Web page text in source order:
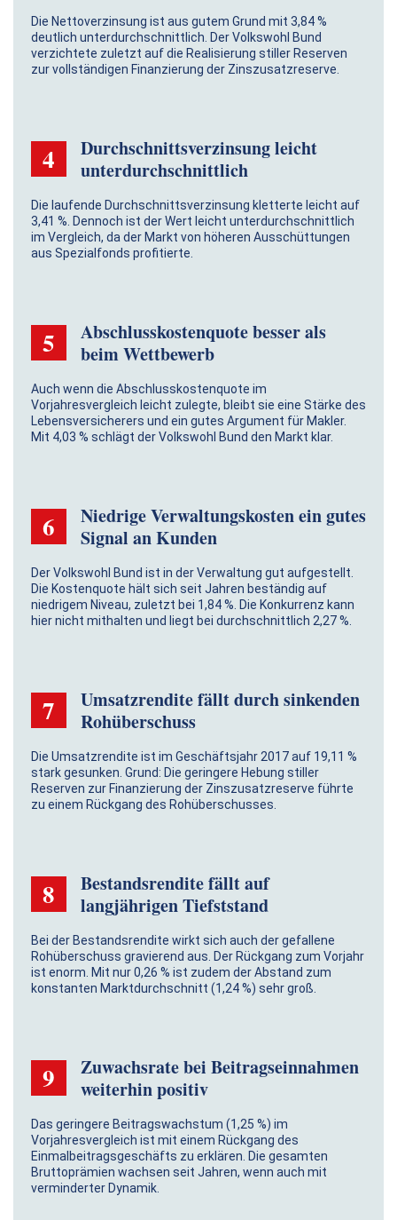
Die Nettoverzinsung ist aus gutem Grund mit 3,84 %
deutlich unterdurchschnittlich. Der Volkswohl Bund
verzichtete zuletzt auf die Realisierung stiller Reserven
zur vollständigen Finanzierung der Zinszusatzreserve.
4
Durchschnittsverzinsung leicht
unterdurchschnittlich
Die laufende Durchschnittsverzinsung kletterte leicht auf
3,41 %. Dennoch ist der Wert leicht unterdurchschnittlich
im Vergleich, da der Markt von höheren Ausschüttungen
aus Spezialfonds profitierte.
5
Abschlusskostenquote besser als
beim Wettbewerb
Auch wenn die Abschlusskostenquote im
Vorjahresvergleich leicht zulegte, bleibt sie eine Stärke des
Lebensversicherers und ein gutes Argument für Makler.
Mit 4,03 % schlägt der Volkswohl Bund den Markt klar.
6
Niedrige Verwaltungskosten ein gutes
Signal an Kunden
Der Volkswohl Bund ist in der Verwaltung gut aufgestellt.
Die Kostenquote hält sich seit Jahren beständig auf
niedrigem Niveau, zuletzt bei 1,84 %. Die Konkurrenz kann
hier nicht mithalten und liegt bei durchschnittlich 2,27 %.
7
Umsatzrendite fällt durch sinkenden
Rohüberschuss
Die Umsatzrendite ist im Geschäftsjahr 2017 auf 19,11 %
stark gesunken. Grund: Die geringere Hebung stiller
Reserven zur Finanzierung der Zinszusatzreserve führte
zu einem Rückgang des Rohüberschusses.
8
Bestandsrendite fällt auf
langjährigen Tiefststand
Bei der Bestandsrendite wirkt sich auch der gefallene
Rohüberschuss gravierend aus. Der Rückgang zum Vorjahr
ist enorm. Mit nur 0,26 % ist zudem der Abstand zum
konstanten Marktdurchschnitt (1,24 %) sehr groß.
9
Zuwachsrate bei Beitrags­einnahmen
weiterhin positiv
Das geringere Beitragswachstum (1,25 %) im
Vorjahresvergleich ist mit einem Rückgang des
Einmalbeitragsgeschäfts zu erklären. Die gesamten
Bruttoprämien wachsen seit Jahren, wenn auch mit
verminderter Dynamik.